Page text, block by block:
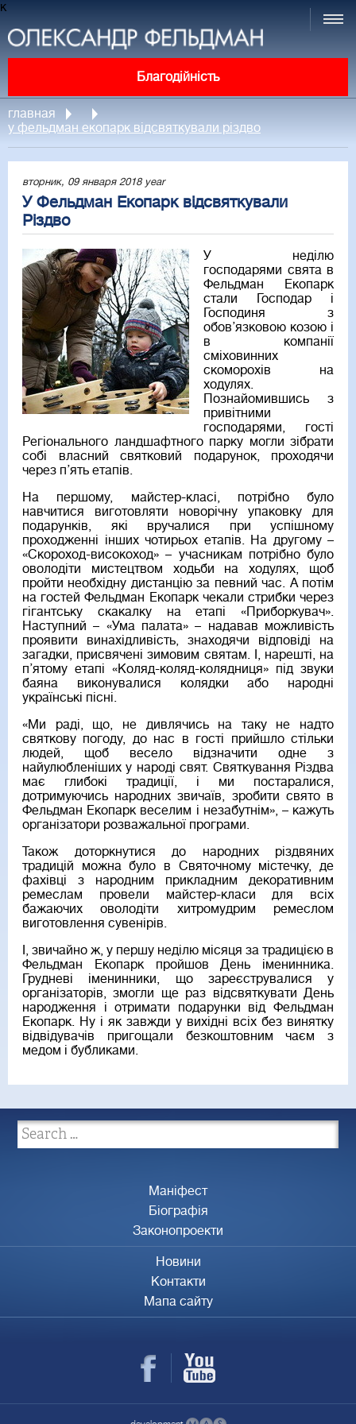
к
Благодійність
главная
у фельдман екопарк відсвяткували різдво
вторник, 09 января 2018 year
У Фельдман Екопарк відсвяткували
Різдво
У неділю
господарями свята в
Фельдман Екопарк
стали Господар і
Господиня з
обов’язковою козою і
в компанії
сміховинних
скоморохів на
ходулях.
Познайомившись з
привітними
господарями, гості
Регіонального ландшафтного парку могли зібрати
собі власний святковий подарунок, проходячи
через п’ять етапів.
На першому, майстер-класі, потрібно було
навчитися виготовляти новорічну упаковку для
подарунків, які вручалися при успішному
проходженні інших чотирьох етапів. На другому –
«Скороход-високоход» – учасникам потрібно було
оволодіти мистецтвом ходьби на ходулях, щоб
пройти необхідну дистанцію за певний час. А потім
на гостей Фельдман Екопарк чекали стрибки через
гігантську скакалку на етапі «Приборкувач».
Наступний – «Ума палата» – надавав можливість
проявити винахідливість, знаходячи відповіді на
загадки, присвячені зимовим святам. І, нарешті, на
п’ятому етапі «Коляд-коляд-колядниця» під звуки
баяна виконувалися колядки або народні
українські пісні.
«Ми раді, що, не дивлячись на таку не надто
святкову погоду, до нас в гості прийшло стільки
людей, щоб весело відзначити одне з
найулюбленіших у народі свят. Святкування Різдва
має глибокі традиції, і ми постаралися,
дотримуючись народних звичаїв, зробити свято в
Фельдман Екопарк веселим і незабутнім», – кажуть
організатори розважальної програми.
Також доторкнутися до народних різдвяних
традицій можна було в Святочному містечку, де
фахівці з народним прикладним декоративним
ремеслам провели майстер-класи для всіх
бажаючих оволодіти хитромудрим ремеслом
виготовлення сувенірів.
І, звичайно ж, у першу неділю місяця за традицією в
Фельдман Екопарк пройшов День іменинника.
Грудневі іменинники, що зареєструвалися у
організаторів, змогли ще раз відсвяткувати День
народження і отримати подарунки від Фельдман
Екопарк. Ну і як завжди у вихідні всіх без винятку
відвідувачів пригощали безкоштовним чаєм з
медом і бубликами.
Маніфест
Біографія
Законопроекти
Новини
Контакти
Мапа сайту